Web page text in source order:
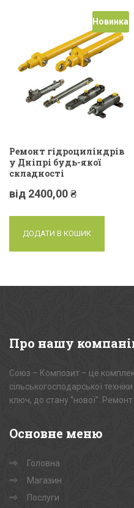
Новинка
Ремонт гідроциліндрів
у Дніпрі будь-якої
складності
від 2400,00₴
ДОДАТИ В КОШИК
Про нашу
Союз – Композит – це
сільськогосподарської
ключ, до стану “нової”. Ремонт
Основне меню
Головна
Магазин
Послуги